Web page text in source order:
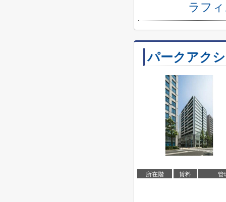
ラフ
パークアク
所在階 賃料 管